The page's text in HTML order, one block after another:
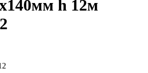
h 12м